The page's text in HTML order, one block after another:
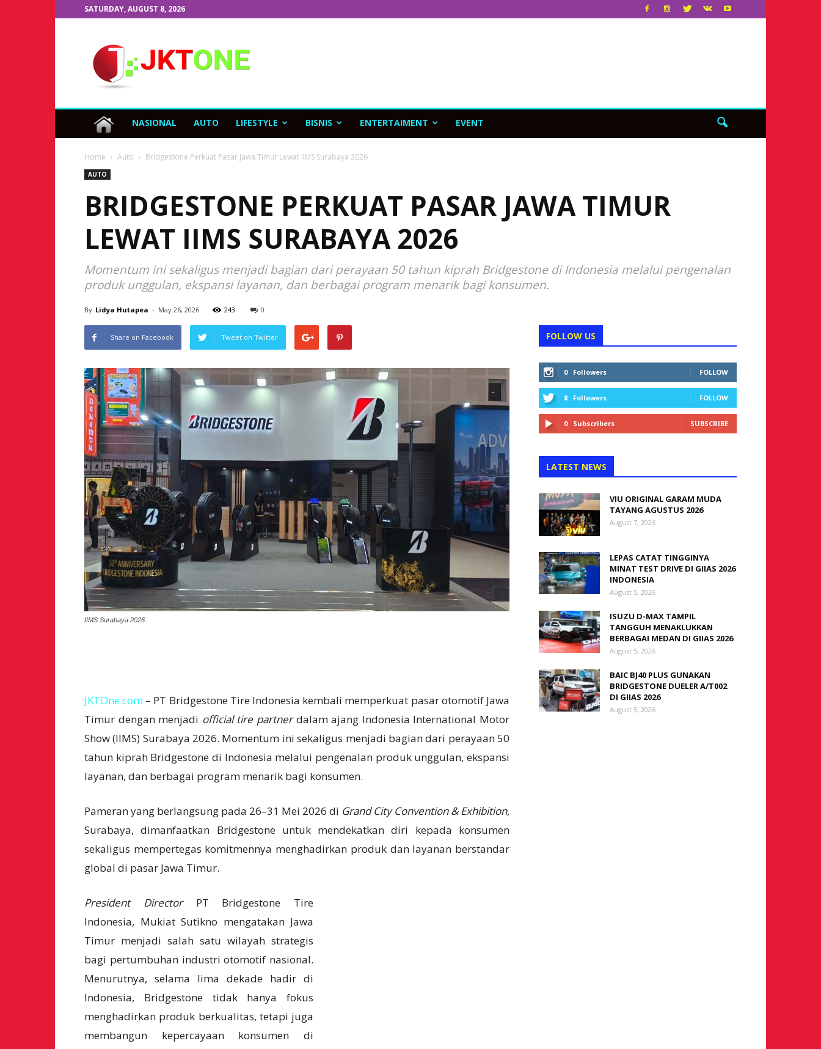
SATURDAY, AUGUST 8, 2026
NASIONAL AUTO LIFESTYLE BISNIS ENTERTAIMENT EVENT
Home Auto Bridgestone Perkuat Pasar Jawa Timur Lewat IIMS Surabaya 2026
AUTO
BRIDGESTONE PERKUAT PASAR JAWA TIMUR
LEWAT IIMS SURABAYA 2026
Momentum ini sekaligus menjadi bagian dari perayaan 50 tahun kiprah Bridgestone di Indonesia melalui pengenalan
produk unggulan, ekspansi layanan, dan berbagai program menarik bagi konsumen.
By Lidya Hutapea - May 26, 2026 243 0
Share on Facebook Tweet on Twitter
IIMS Surabaya 2026.
JKTOne.com – PT Bridgestone Tire Indonesia kembali memperkuat pasar otomotif Jawa
Timur dengan menjadi official tire partnerdalam ajang Indonesia International Motor
Show (IIMS) Surabaya 2026. Momentum ini sekaligus menjadi bagian dari perayaan 50
tahun kiprah Bridgestone di Indonesia melalui pengenalan produk unggulan, ekspansi
layanan, dan berbagai program menarik bagi konsumen.
Pameran yang berlangsung pada 26–31 Mei 2026 di Grand City Convention & Exhibition,
Surabaya, dimanfaatkan Bridgestone untuk mendekatkan diri kepada konsumen
sekaligus mempertegas komitmennya menghadirkan produk dan layanan berstandar
global di pasar Jawa Timur.
President DirectorPT Bridgestone Tire
Indonesia, Mukiat Sutikno mengatakan Jawa
Timur menjadi salah satu wilayah strategis
bagi pertumbuhan industri otomotif nasional.
Menurutnya, selama lima dekade hadir di
Indonesia, Bridgestone tidak hanya fokus
menghadirkan produk berkualitas, tetapi juga
membangun kepercayaan konsumen di
FOLLOW US
0 Followers FOLLOW
8 Followers FOLLOW
0 Subscribers SUBSCRIBE
LATEST NEWS
VIU ORIGINAL GARAM MUDA
TAYANG AGUSTUS 2026
August 7, 2026
LEPAS CATAT TINGGINYA
MINAT TEST DRIVE DI GIIAS 2026
INDONESIA
August 5, 2026
ISUZU D-MAX TAMPIL
TANGGUH MENAKLUKKAN
BERBAGAI MEDAN DI GIIAS 2026
August 5, 2026
BAIC BJ40 PLUS GUNAKAN
BRIDGESTONE DUELER A/T002
DI GIIAS 2026
August 5, 2026